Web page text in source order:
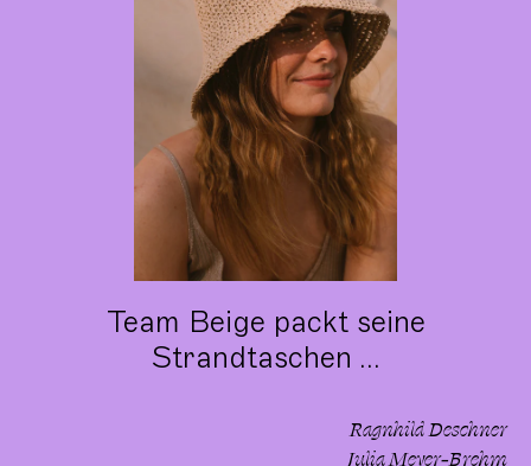
Team Beige packt seine
Strandtaschen ...
Ragnhild Deschner
Julia Meyer-Brehm